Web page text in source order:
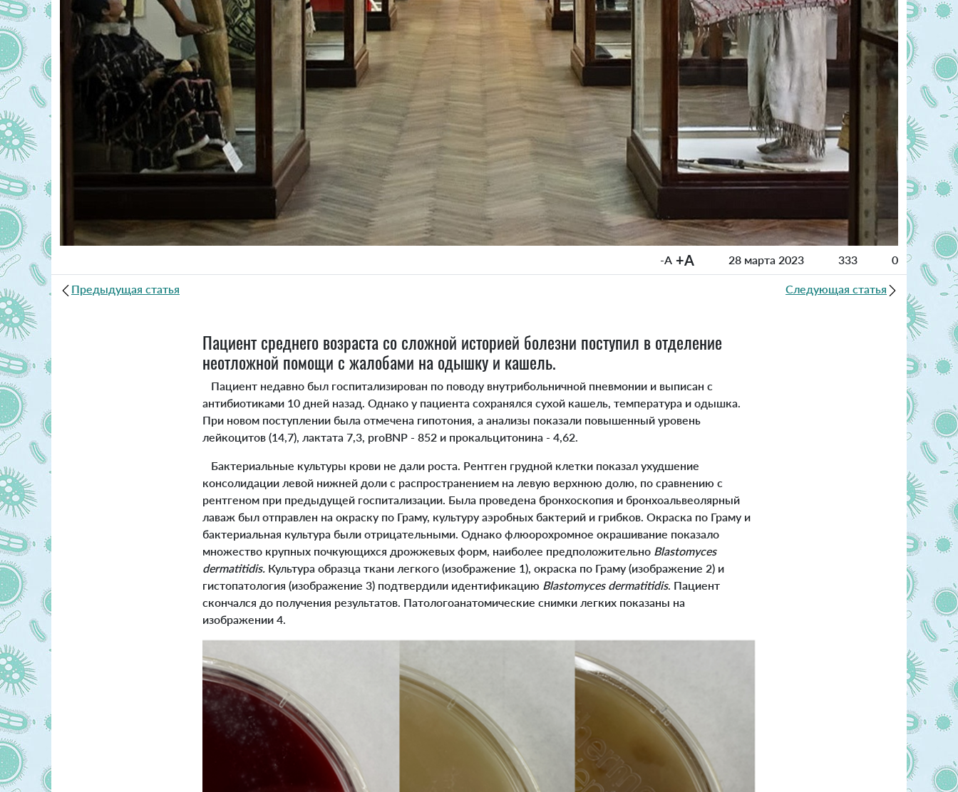
-A +A 28 марта 2023 333 0
Предыдущая статья Следующая статья
Пациент среднего возраста со сложной историей болезни поступил в отделение
неотложной помощи с жалобами на одышку и кашель.
Пациент недавно был госпитализирован по поводу внутрибольничной пневмонии и выписан с
антибиотиками 10 дней назад. Однако у пациента сохранялся сухой кашель, температура и одышка.
При новом поступлении была отмечена гипотония, а анализы показали повышенный уровень
лейкоцитов (14,7), лактата 7,3, proBNP - 852 и прокальцитонина - 4,62.
Бактериальные культуры крови не дали роста. Рентген грудной клетки показал ухудшение
консолидации левой нижней доли с распространением на левую верхнюю долю, по сравнению с
рентгеном при предыдущей госпитализации. Была проведена бронхоскопия и бронхоальвеолярный
лаваж был отправлен на окраску по Граму, культуру аэробных бактерий и грибков. Окраска по Граму и
бактериальная культура были отрицательными. Однако флюорохромное окрашивание показало
множество крупных почкующихся дрожжевых форм, наиболее предположительно Blastomyces
dermatitidis. Культура образца ткани легкого (изображение 1), окраска по Граму (изображение 2) и
гистопатология (изображение 3) подтвердили идентификацию Blastomyces dermatitidis. Пациент
скончался до получения результатов. Патологоанатомические снимки легких показаны на
изображении 4.